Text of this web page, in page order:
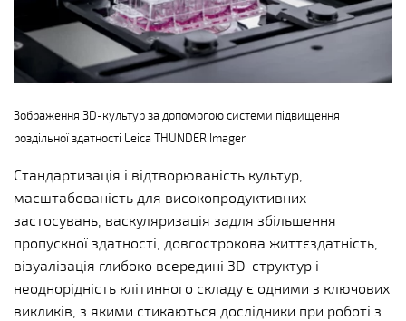
Зображення 3D-культур за допомогою системи підвищення
роздільної здатності Leica THUNDER Imager.
Стандартизація і відтворюваність культур,
масштабованість для високопродуктивних
застосувань, васкуляризація задля збільшення
пропускної здатності, довгострокова життєздатність,
візуалізація глибоко всередині 3D-структур і
неоднорідність клітинного складу є одними з ключових
викликів, з якими стикаються дослідники при роботі з